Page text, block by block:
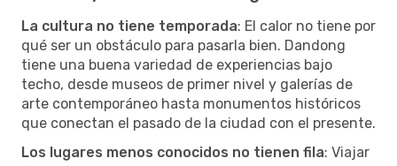
La cultura no tiene temporada: El calor no tiene por
qué ser un obstáculo para pasarla bien. Dandong
tiene una buena variedad de experiencias bajo
techo, desde museos de primer nivel y galerías de
arte contemporáneo hasta monumentos históricos
que conectan el pasado de la ciudad con el presente.
Los lugares menos conocidos no tienen fila: Viajar